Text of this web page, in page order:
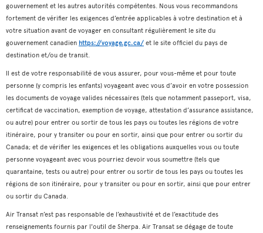
gouvernement et les autres autorités compétentes. Nous vous recommandons
fortement de vérifier les exigences d’entrée applicables à votre destination et à
votre situation avant de voyager en consultant régulièrement le site du
gouvernement canadien https://voyage.gc.ca/ et le site officiel du pays de
destination et/ou de transit.
Il est de votre responsabilité de vous assurer, pour vous-même et pour toute
personne (y compris les enfants) voyageant avec vous d’avoir en votre possession
les documents de voyage valides nécessaires (tels que notamment passeport, visa,
certificat de vaccination, exemption de voyage, attestation d’assurance assistance,
ou autre) pour entrer ou sortir de tous les pays ou toutes les régions de votre
itinéraire, pour y transiter ou pour en sortir, ainsi que pour entrer ou sortir du
Canada; et de vérifier les exigences et les obligations auxquelles vous ou toute
personne voyageant avec vous pourriez devoir vous soumettre (tels que
quarantaine, tests ou autre) pour entrer ou sortir de tous les pays ou toutes les
régions de son itinéraire, pour y transiter ou pour en sortir, ainsi que pour entrer
ou sortir du Canada.
Air Transat n’est pas responsable de l’exhaustivité et de l’exactitude des
renseignements fournis par l'outil de Sherpa. Air Transat se dégage de toute